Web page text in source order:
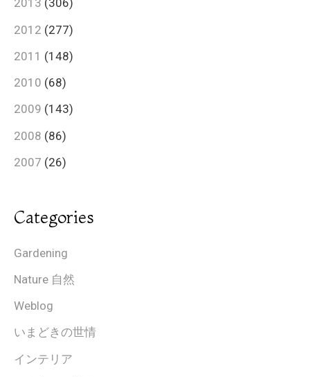
2013 (306)
2012 (277)
2011 (148)
2010 (68)
2009 (143)
2008 (86)
2007 (26)
Categories
Gardening
Nature 自然
Weblog
いまどきの世情
インテリア